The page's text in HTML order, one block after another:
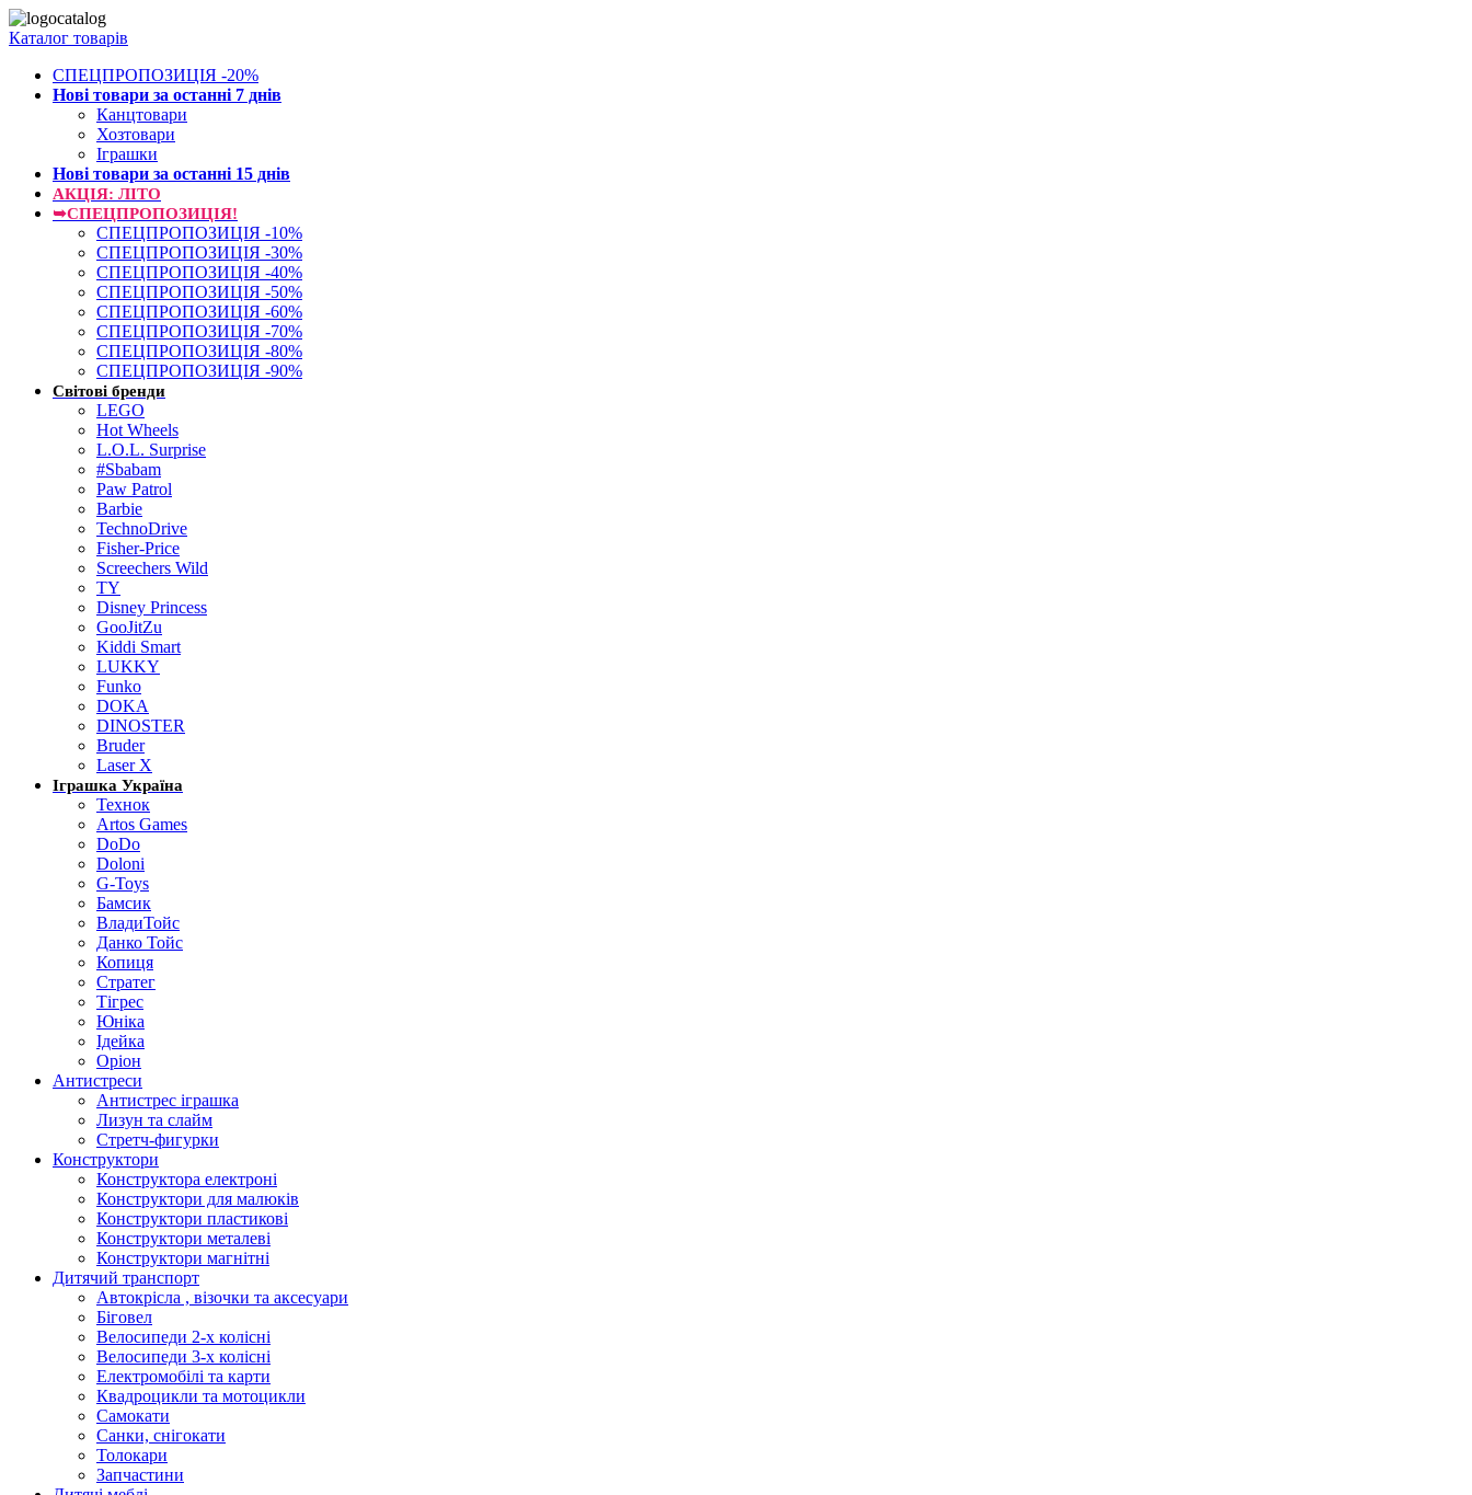
Каталог товарів
СПЕЦПРОПОЗИЦІЯ -20%
Нові товари за останнi 7 днiв
Канцтовари
Хозтовари
Іграшки
Нові товари за останнi 15 днiв
АКЦІЯ: ЛІТО
➥СПЕЦПРОПОЗИЦІЯ!
СПЕЦПРОПОЗИЦІЯ -10%
СПЕЦПРОПОЗИЦІЯ -30%
СПЕЦПРОПОЗИЦІЯ -40%
СПЕЦПРОПОЗИЦІЯ -50%
СПЕЦПРОПОЗИЦІЯ -60%
СПЕЦПРОПОЗИЦІЯ -70%
СПЕЦПРОПОЗИЦІЯ -80%
СПЕЦПРОПОЗИЦІЯ -90%
Світові бренди
LEGO
Hot Wheels
L.O.L. Surprise
#Sbabam
Paw Patrol
Barbie
TechnoDrive
Fisher-Price
Screechers Wild
TY
Disney Princess
GooJitZu
Kiddi Smart
LUKKY
Funko
DOKA
DINOSTER
Bruder
Laser X
Іграшка Україна
Технок
Artos Games
DoDo
Doloni
G-Toys
Бамсик
ВладиТойс
Данко Тойс
Копиця
Стратег
Тігрес
Юніка
Ідейка
Оріон
Антистреси
Антистрес іграшка
Лизун та слайм
Стретч-фигурки
Конструктори
Конструктора електроні
Конструктори для малюків
Конструктори пластикові
Конструктори металеві
Конструктори магнітні
Дитячий транспорт
Автокрісла , візочки та аксесуари
Біговел
Велосипеди 2-х колісні
Велосипеди 3-х колісні
Електромобілі та карти
Квадроцикли та мотоцикли
Самокати
Санки, снігокати
Толокари
Запчастини